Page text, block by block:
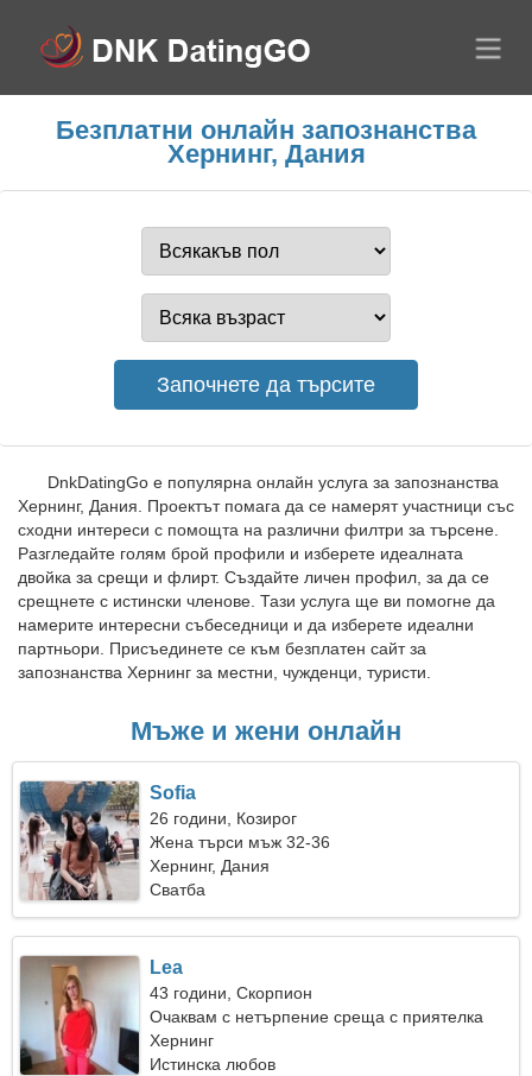
Безплатни онлайн запознанства
Хернинг, Дания
DnkDatingGo е популярна онлайн услуга за запознанства
Хернинг, Дания. Проектът помага да се намерят участници със
сходни интереси с помощта на различни филтри за търсене.
Разгледайте голям брой профили и изберете идеалната
двойка за срещи и флирт. Създайте личен профил, за да се
срещнете с истински членове. Тази услуга ще ви помогне да
намерите интересни събеседници и да изберете идеални
партньори. Присъединете се към безплатен сайт за
запознанства Хернинг за местни, чужденци, туристи.
Мъже и жени онлайн
Sofia
26 години, Козирог
Жена търси мъж 32-36
Хернинг, Дания
Сватба
Lea
43 години, Скорпион
Очаквам с нетърпение среща с приятелка
креативна
Хернинг
Истинска любов